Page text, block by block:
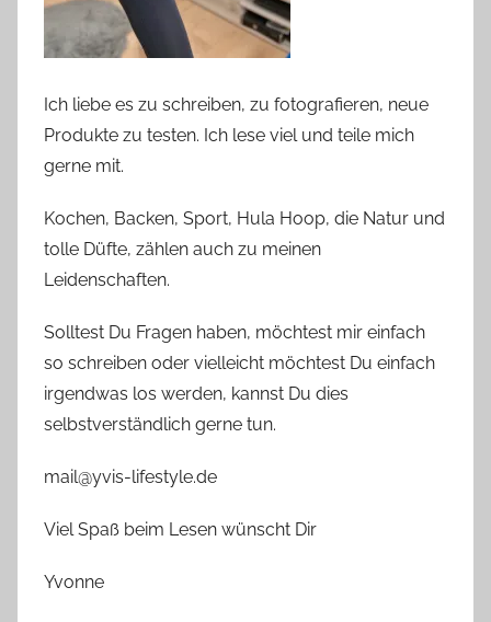
Ich liebe es zu schreiben, zu fotografieren, neue
Produkte zu testen. Ich lese viel und teile mich
gerne mit.
Kochen, Backen, Sport, Hula Hoop, die Natur und
tolle Düfte, zählen auch zu meinen
Leidenschaften.
Solltest Du Fragen haben, möchtest mir einfach
so schreiben oder vielleicht möchtest Du einfach
irgendwas los werden, kannst Du dies
selbstverständlich gerne tun.
mail@yvis-lifestyle.de
Viel Spaß beim Lesen wünscht Dir
Yvonne